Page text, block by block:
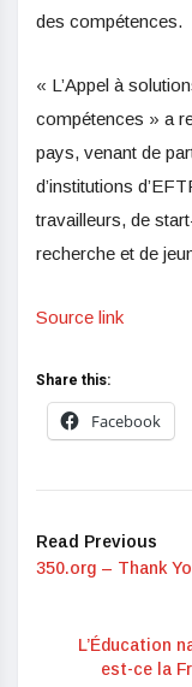
des compétences.
« L’Appel à
compétences » a
pays, venant de
d’institutions
travailleurs, de
recherche et de
Source link
Share this:
Facebook
Read Previous
350.org – Thank
L’Éducation
est-ce la